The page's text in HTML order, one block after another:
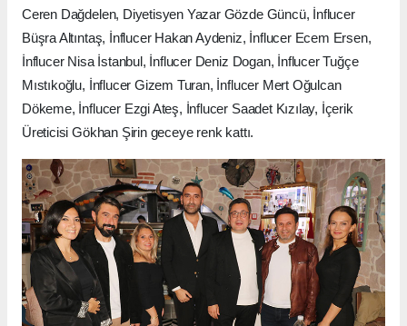
Ceren Dağdelen, Diyetisyen Yazar Gözde Güncü, İnflucer
Büşra Altıntaş, İnflucer Hakan Aydeniz, İnflucer Ecem Ersen,
İnflucer Nisa İstanbul, İnflucer Deniz Dogan, İnflucer Tuğçe
Mıstıkoğlu, İnflucer Gizem Turan, İnflucer Mert Oğulcan
Dökeme, İnflucer Ezgi Ateş, İnflucer Saadet Kızılay, İçerik
Üreticisi Gökhan Şirin geceye renk kattı.